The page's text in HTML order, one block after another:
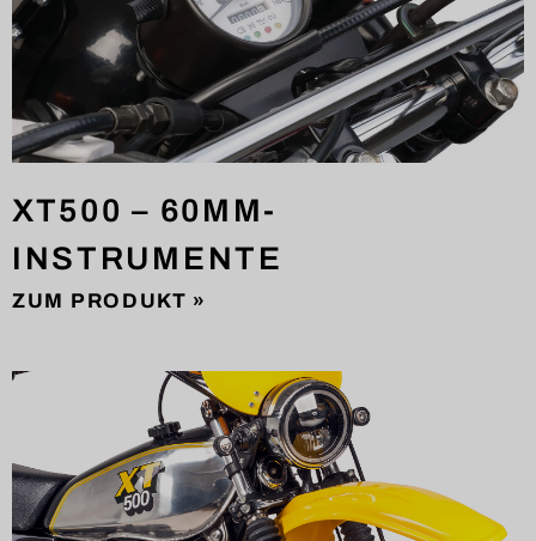
XT500 – 60MM-
INSTRUMENTE
ZUM PRODUKT »